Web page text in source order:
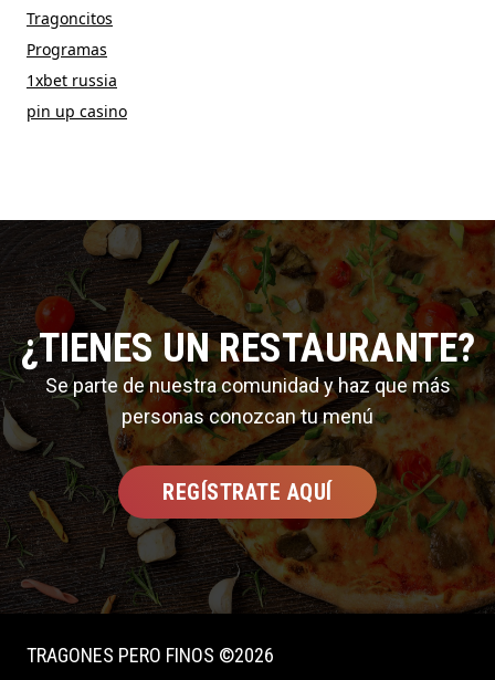
Tragoncitos
Programas
1xbet russia
pin up casino
¿TIENES UN RESTAURANTE?
Se parte de nuestra comunidad y haz que más
personas conozcan tu menú
REGÍSTRATE AQUÍ
TRAGONES PERO FINOS ©2026